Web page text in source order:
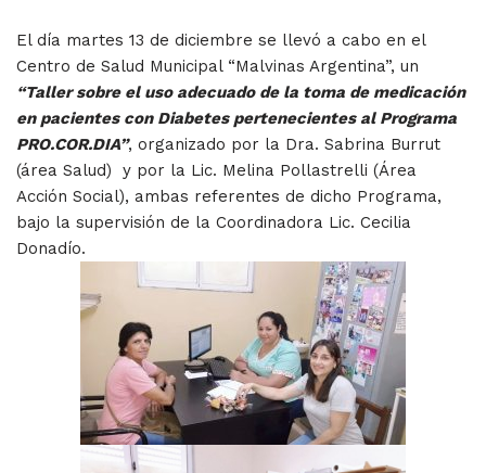
El día martes 13 de diciembre se llevó a cabo en el
Centro de Salud Municipal “Malvinas Argentina”, un
“Taller sobre el uso adecuado de la toma de medicación
en pacientes con Diabetes pertenecientes al Programa
PRO.COR.DIA”, organizado por la Dra. Sabrina Burrut
(área Salud) y por la Lic. Melina Pollastrelli (Área
Acción Social), ambas referentes de dicho Programa,
bajo la supervisión de la Coordinadora Lic. Cecilia
Donadío.